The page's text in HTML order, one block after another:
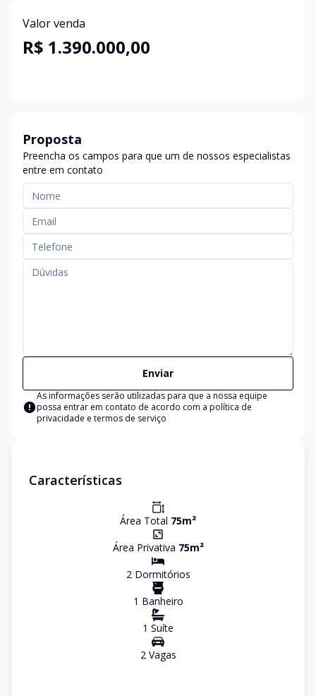
Valor venda
R$ 1.390.000,00
Proposta
Preencha os campos para que um de nossos especialistas
entre em contato
Enviar
As informações serão utilizadas para que a nossa equipe
possa entrar em contato de acordo com a política de
privacidade e termos de serviço
Características
Área Total 75m²
Área Privativa 75m²
2Dormitórios
1 Banheiro
1 Suíte
2Vagas